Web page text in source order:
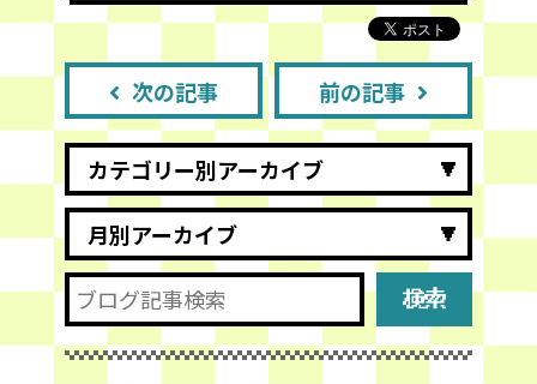
次の記事 前の記事